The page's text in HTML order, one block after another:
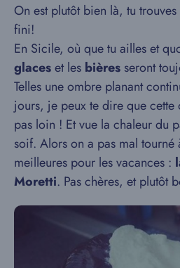
On est plutôt bien là, tu trouves
fini!
En Sicile, où que tu ailles et
glaceset les bières seront
Telles une ombre planant
jours, je peux te dire que cette
pas loin ! Et vue la chaleur du
soif. Alors on a pas mal tourné
meilleures pour les vacances :
Moretti. Pas chères, et plutôt